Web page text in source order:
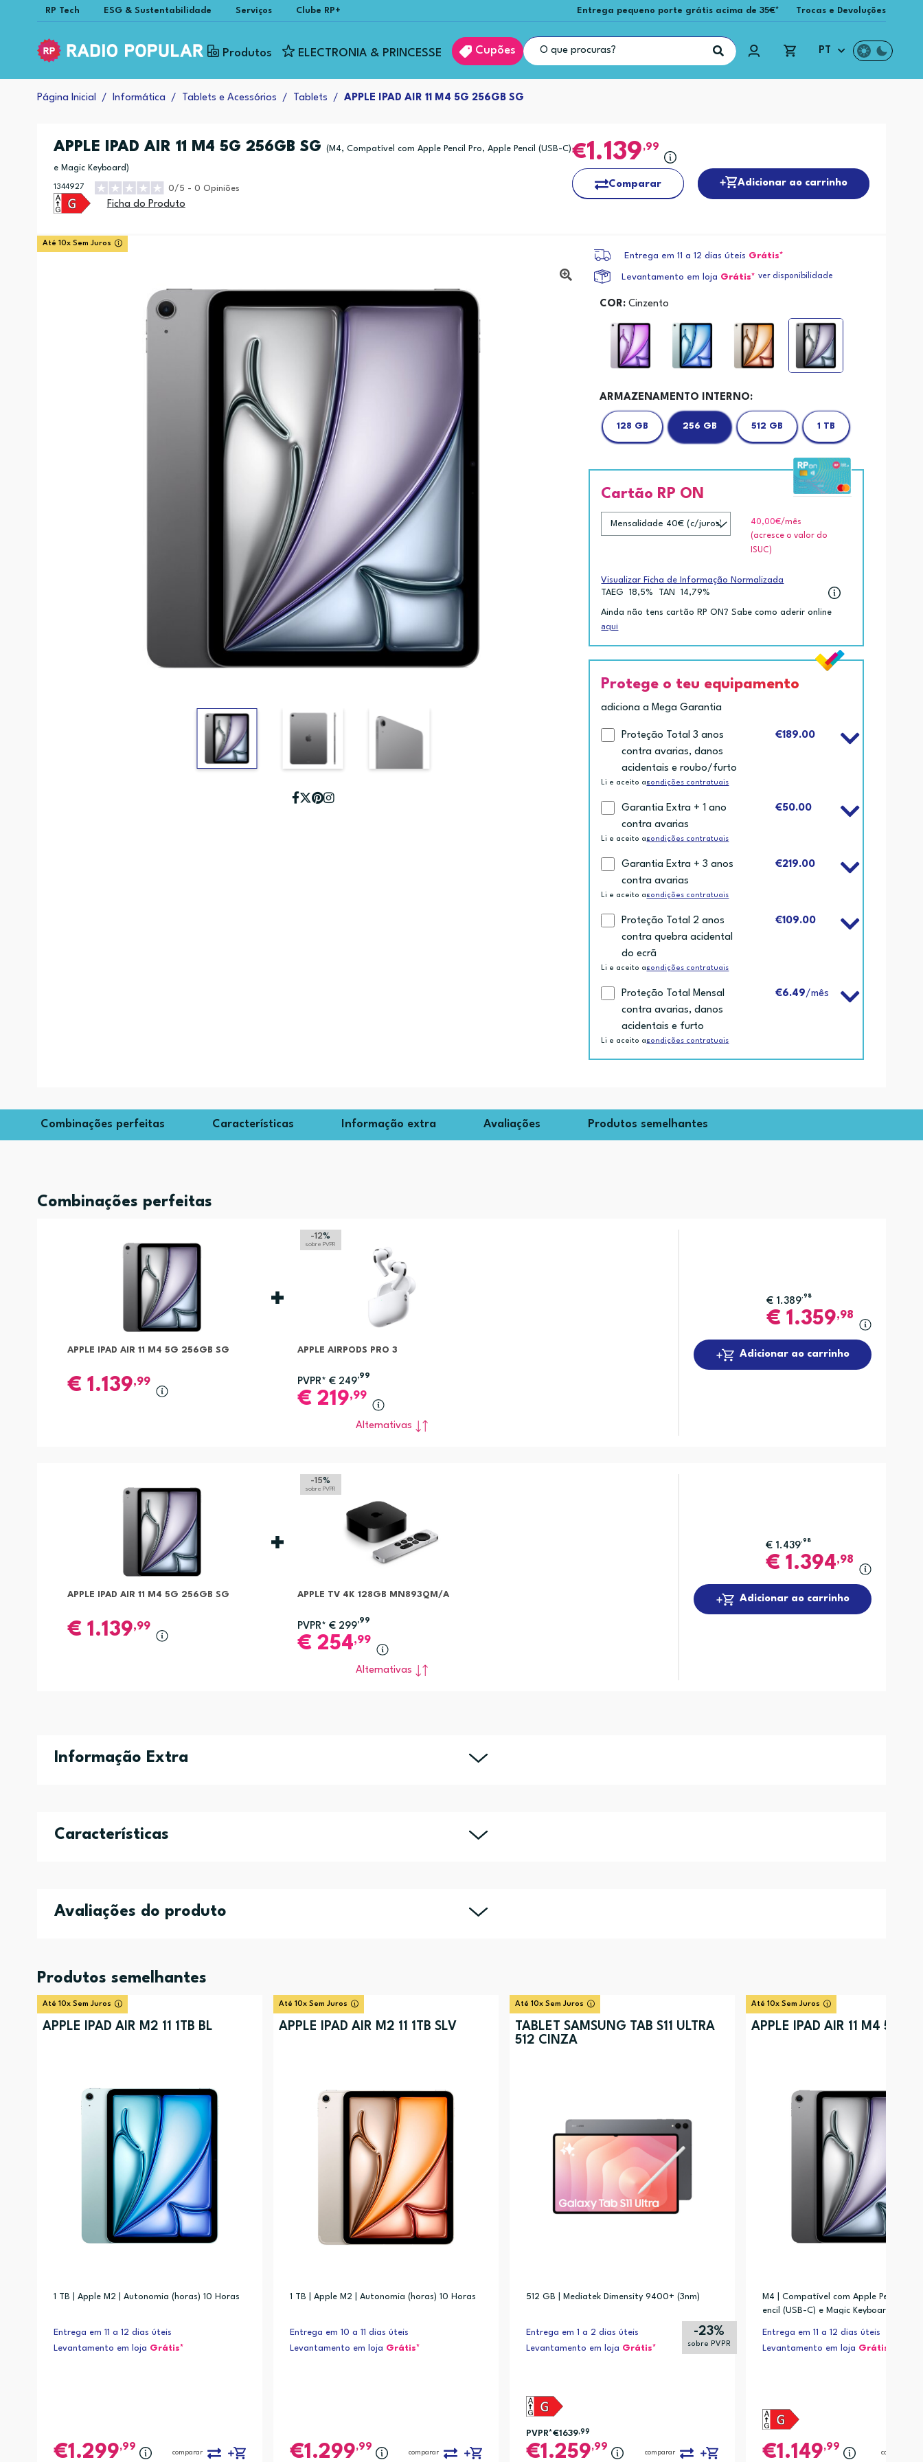
RP Tech ESG & Sustentabilidade Serviços Clube RP+ Entrega pequeno porte grátis acima de 35€* Trocas e Devoluções
Produtos ELECTRONIA & PRINCESSE Cupões PT
Página Inicial Informática Tablets e Acessórios Tablets APPLE IPAD AIR 11 M4 5G 256GB SG
APPLE IPAD AIR 11 M4 5G 256GB SG (M4, Compatível com Apple Pencil Pro, Apple Pencil (USB-C)
e Magic Keyboard)
1344927 0/5 - 0 Opiniões
Ficha do Produto
1.139 ,99
Comparar Adicionar ao carrinho
Até 10x Sem Juros
Entrega em 11 a 12 dias úteis Grátis*
Levantamento em loja Grátis* ver disponibilidade
COR:Cinzento
ARMAZENAMENTO INTERNO:
128 GB 256 GB 512 GB 1 TB
Cartão RP ON
40,00€/mês
(acresce o valor do
ISUC)
Visualizar Ficha de Informação Normalizada
TAEG
18,5% TAN 14,79%
Ainda não tens cartão RP ON? Sabe como aderir online
aqui
Protege o teu equipamento
adiciona a Mega Garantia
Proteção Total 3 anos
contra avarias, danos
acidentais e roubo/furto
€189.00
Li e aceito ascondições contratuais
Garantia Extra + 1 ano
contra avarias
€50.00
Li e aceito ascondições contratuais
Garantia Extra + 3 anos
contra avarias
€219.00
Li e aceito ascondições contratuais
Proteção Total 2 anos
contra quebra acidental
do ecrã
€109.00
Li e aceito ascondições contratuais
Proteção Total Mensal
contra avarias, danos
acidentais e furto
€6.49/mês
Li e aceito ascondições contratuais
Combinações perfeitas Características Informação extra Avaliações Produtos semelhantes
Combinações perfeitas
APPLE IPAD AIR 11 M4 5G 256GB SG
€ 1.139,99
-12%
sobre PVPR
APPLE AIRPODS PRO 3
PVPR* € 249
,99
€ 219,99
Alternativas
€ 1.389,98
€1.359,98
Adicionar ao carrinho
APPLE IPAD AIR 11 M4 5G 256GB SG
€ 1.139,99
-15%
sobre PVPR
APPLE TV 4K 128GB MN893QM/A
PVPR* € 299
,99
€ 254,99
Alternativas
€ 1.439,98
€1.394,98
Adicionar ao carrinho
Informação Extra
Características
Avaliações do produto
Produtos semelhantes
Até 10x Sem Juros
APPLE IPAD AIR M2 11 1TB BL
1 TB | Apple M2 | Autonomia (horas) 10 Horas
Entrega em 11 a 12 dias úteis
Levantamento em loja Grátis*
1.299,99
comparar
Até 10x Sem Juros
APPLE IPAD AIR M2 11 1TB SLV
1 TB | Apple M2 | Autonomia (horas) 10 Horas
Entrega em 10 a 11 dias úteis
Levantamento em loja Grátis*
1.299,99
comparar
Até 10x Sem Juros
TABLET SAMSUNG TAB S11 ULTRA
512 CINZA
512 GB | Mediatek Dimensity 9400+ (3nm)
Entrega em 1 a 2 dias úteis
Levantamento em loja Grátis*
-23%
sobre PVPR
PVPR*€1639,99
1.259,99
comparar
Até 10x Sem Juros
APPLE IPAD AIR 11 M4
M4 | Compatível com Apple Pencil Pro,
encil (USB-C) e Magic Keyboard
Entrega em 11 a 12 dias úteis
Levantamento em loja Grátis*
1.149,99
comparar